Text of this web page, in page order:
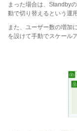
まった場合は、Standby
動で切り替えるという運
また、ユーザー数の増加
を設けて手動でスケール